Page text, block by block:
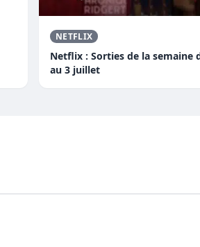
NETFLIX
Netflix : Sorties de la semaine
au 3 juillet